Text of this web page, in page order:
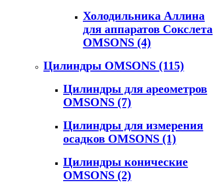
Холодильника Аллина
для аппаратов Сокслета
OMSONS (4)
Цилиндры OMSONS (115)
Цилиндры для ареометров
OMSONS (7)
Цилиндры для измерения
осадков OMSONS (1)
Цилиндры конические
OMSONS (2)